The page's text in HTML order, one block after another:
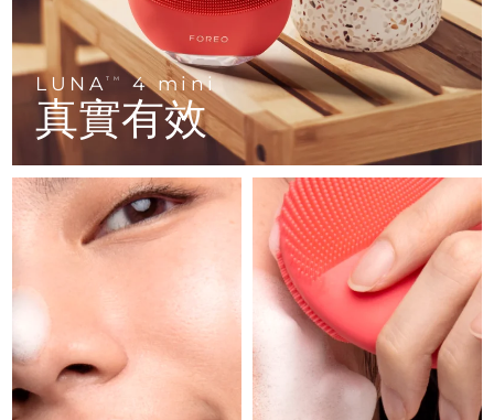
LUNATM 4 mini
真實有效
LUNA™護膚
Premium cleansers & balm
LUNA™ 設備
All facial cleansing devices
面膜
Rejuvenation & hydration
UFO™ 設備
All deep facial hydration devices
issa™ Teeth Whitening Set
Dual LED + sonic device & 18% PAP gel
ISSA™ 設備
All silicone sonic toothbrushes
FAQ™ 103
Luxurious clinical anti-aging set
FAQ™ P1 Primer
Manuka honey primer
FAQ™護膚品
All FAQ™ skincare
FAQ™產品
All anti-aging treatments
FAQ™ 211
Anti-aging neck & décolleté LED mask
FAQ™ 221
Anti-aging LED hand mask
FAQ™護膚品
All FAQ™ skincare
FAQ™產品
All LED treatments
FAQ™ Scalp Serum
Scalp recovery probiotic serum
FAQ™護膚品
All FAQ™ skincare
FAQ™產品
All hair treatments
FAQ™ 502
Full-Spectrum Red Light Therapy
FAQ™ Red Light Serum
FAQ™ skincare
All FAQ™ skincare
FAQ™ products
保健品
專業治療
脫毛
PEACH™ 2 Pro Max
Professional IPL hair removal device
PEACH™ 2
身體護理
BEAR™ 2 body
Microcurrent body toning
LUNA™ 4 body
痘肌護理
ESPADA™ 2 plus
眼部護理
BEAR™ 2 eyes & lips
捷克 預計送達日期8/10/26
丹麥 預計送達日期8/10/26
愛沙尼亞 預計送達日期
芬蘭 預計送達日期8/10/26
法國 預計送達日期 8/10/26
預計送達日期8/14/26
德國 預計送達日期 8/10/26
直布羅陀 預計送達日期 8/14/26